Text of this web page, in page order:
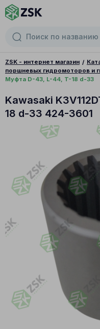
ZSK - интернет магазин
поршневых гидромоторов и
Муфта D-43, L-44, T-18 d-33
Kawasaki
18 d-33 424-3601